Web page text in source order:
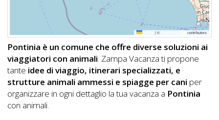
INFO
DOG
CHIEDI
CODICE
SCONTO
|© contributors
Pontinia è un comune che offre diverse soluzioni ai
viaggiatori con animali. Zampa Vacanza ti propone
tante idee di viaggio, itinerari specializzati, e
strutture animali ammessi e spiagge per cani per
organizzare in ogni dettaglio la tua vacanza a Pontinia
con animali.